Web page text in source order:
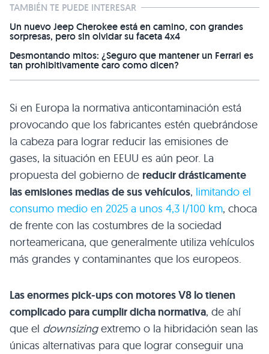
TAMBIÉN TE PUEDE INTERESAR
Un nuevo Jeep Cherokee está en camino, con grandes
sorpresas, pero sin olvidar su faceta 4x4
Desmontando mitos: ¿Seguro que mantener un Ferrari es
tan prohibitivamente caro como dicen?
Si en Europa la normativa anticontaminación está
provocando que los fabricantes estén quebrándose
la cabeza para lograr reducir las emisiones de
gases, la situación en EEUU es aún peor. La
propuesta del gobierno de reducir drásticamente
las emisiones medias de sus vehículos, limitando el
consumo medio en 2025 a unos 4,3 l/100 km, choca
de frente con las costumbres de la sociedad
norteamericana, que generalmente utiliza vehículos
más grandes y contaminantes que los europeos.
Las enormes pick-ups con motores V8 lo tienen
complicado para cumplir dicha normativa, de ahí
que el downsizingextremo o la hibridación sean las
únicas alternativas para que lograr conseguir una